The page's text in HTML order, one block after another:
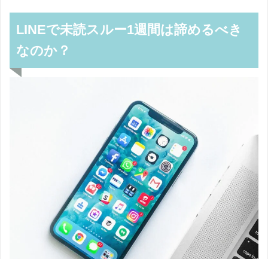
LINEで未読スルー1週間は諦めるべき
なのか？